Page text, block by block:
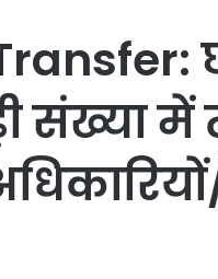
संख्या